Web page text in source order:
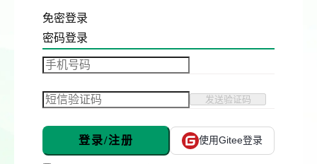
免密登录
密码登录
发送验证码
登录/注册 使用Gitee登录